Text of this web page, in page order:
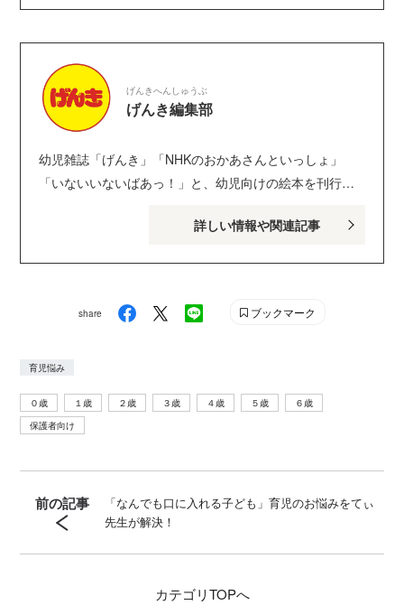
かわいらしい子どもの日常についてのつぶやきが好評を
博し、X（旧Twitter）フォロワー数は62万人を超える。子
育てのハウツーを発信しているYouTubeも大人気。 著書
は『子どもに伝わるスゴ技大全 カリスマ保育士てぃ先
ド社）、『ほぉ…、ここがちきゅうのほいくえんか。』
（ベストセラーズ）、コミックほか多数。 Twitter：
げんきへんしゅうぶ
げんき編集部
幼児雑誌「げんき」「NHKのおかあさんといっしょ」
「いないいないばあっ！」と、幼児向けの絵本を刊行し
のお子さんがいるパパ・ママを中心に、おもしろくて役
詳しい情報や関連記事
share ブックマーク
育児悩み
０歳 １歳 ２歳 ３歳 ４歳 ５歳
６歳
保護者向け
前の記事
「なんでも口に入れる子ども」育児のお悩みをてぃ
先生が解決！
カテゴリTOPへ